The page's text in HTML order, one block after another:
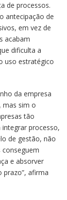
de processos.
antecipação de
em vez de
acabam
dificulta a
uso estratégico
da empresa
mas sim o
tão
processo,
de gestão, não
e absorver
prazo”, afirma